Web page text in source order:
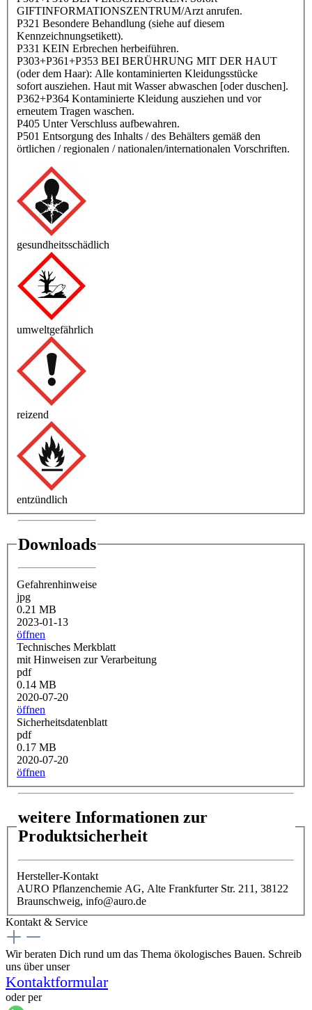
GIFTINFORMATIONSZENTRUM/Arzt anrufen.
P321 Besondere Behandlung (siehe auf diesem
Kennzeichnungsetikett).
P331 KEIN Erbrechen herbeiführen.
P303+P361+P353 BEI BERÜHRUNG MIT DER HAUT
(oder dem Haar): Alle kontaminierten Kleidungsstücke
sofort ausziehen. Haut mit Wasser abwaschen [oder duschen].
P362+P364 Kontaminierte Kleidung ausziehen und vor
erneutem Tragen waschen.
P405 Unter Verschluss aufbewahren.
P501 Entsorgung des Inhalts / des Behälters gemäß den
örtlichen / regionalen / nationalen/internationalen Vorschriften.
gesundheitsschädlich
umweltgefährlich
reizend
entzündlich
Downloads
Gefahrenhinweise
jpg
0.21 MB
2023-01-13
öffnen
Technisches Merkblatt
mit Hinweisen zur Verarbeitung
pdf
0.14 MB
2020-07-20
öffnen
Sicherheitsdatenblatt
pdf
0.17 MB
2020-07-20
öffnen
weitere Informationen zur
Produktsicherheit
Hersteller-Kontakt
AURO Pflanzenchemie AG, Alte Frankfurter Str. 211, 38122
Braunschweig, info@auro.de
Kontakt & Service
Wir beraten Dich rund um das Thema ökologisches Bauen. Schreib
uns über unser
Kontaktformular
oder per